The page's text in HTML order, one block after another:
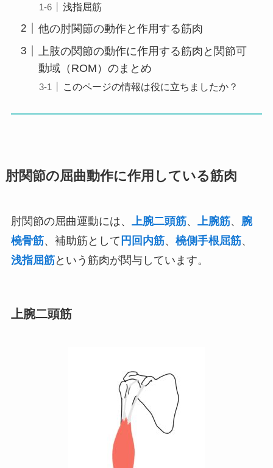
浅指屈筋
他の肘関節の動作と作用する筋肉
上肢の関節の動作に作用する筋肉と関節可
動域（ROM）のまとめ
このページの情報は役に立ちましたか？
肘関節の屈曲動作に作用している筋肉
肘関節の屈曲運動には、 上腕二頭筋、 上腕筋、 腕
橈骨筋、補助筋として 円回内筋、 橈側手根屈筋、
浅指屈筋という筋肉が関与しています。
上腕二頭筋